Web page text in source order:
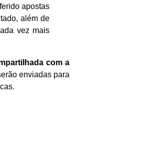
apostas
além de
vez mais
com a
enviadas para